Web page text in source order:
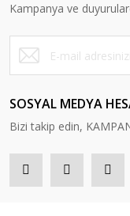
Kampanya ve
SOSYAL MEDYA
Bizi takip edin,